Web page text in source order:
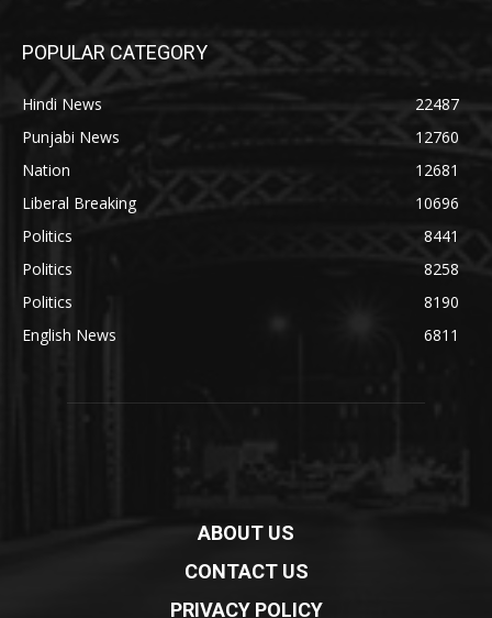
POPULAR CATEGORY
Hindi News
22487
Punjabi News
12760
Nation
12681
Liberal Breaking
10696
Politics
8441
Politics
8258
Politics
8190
English News
6811
ABOUT US
CONTACT US
PRIVACY POLICY